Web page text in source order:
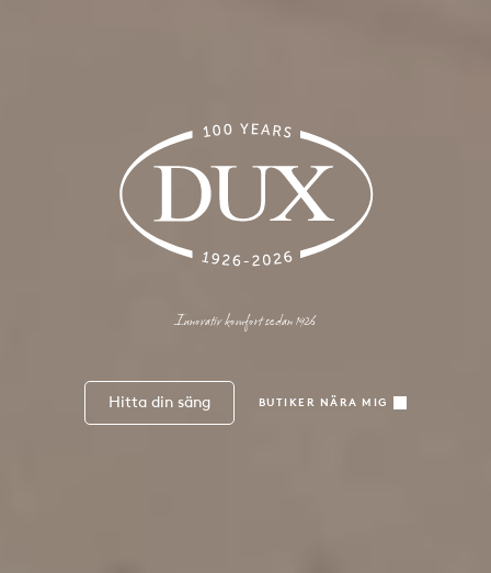
Innovativ komfort sedan 1926
Hitta din säng BUTIKER NÄRA MIG